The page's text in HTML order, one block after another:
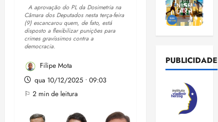
A aprovação do PL da Dosimetria na
Câmara dos Deputados nesta terça-feira
(9) escancarou quem, de fato, está
disposto a flexibilizar punições para
crimes gravíssimos contra a
democracia.
Filipe Mota
qua 10/12/2025 • 09:03
⚐ 2 min de leitura
PUBLICIDADE